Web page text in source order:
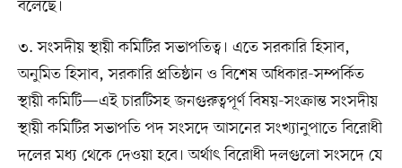
বলেছে।
৩. সংসদীয় স্থায়ী কমিটির সভাপতিত্ব। এতে সরকারি হিসাব,
অনুমিত হিসাব, সরকারি প্রতিষ্ঠান ও বিশেষ অধিকার-সম্পর্কিত
স্থায়ী কমিটি—এই চারটিসহ জনগুরুত্বপূর্ণ বিষয়-সংক্রান্ত সংসদীয়
স্থায়ী কমিটির সভাপতি পদ সংসদে আসনের সংখ্যানুপাতে বিরোধী
দলের মধ্য থেকে দেওয়া হবে। অর্থাৎ বিরোধী দলগুলো সংসদে যে